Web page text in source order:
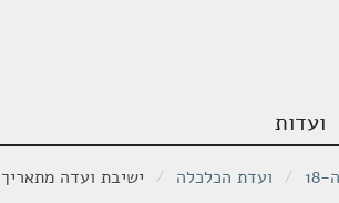
ועדות
/ ועדת הכלכלה / ישיבת ועדה מתאריך 14/08/2011